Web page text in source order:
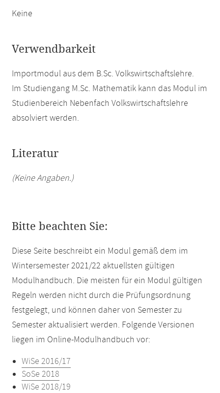
Keine
Verwendbarkeit
Importmodul aus dem B.Sc. Volkswirtschaftslehre.
Im Studiengang M.Sc. Mathematik kann das Modul im
Studienbereich Nebenfach Volkswirtschaftslehre
absolviert werden.
Literatur
(Keine Angaben.)
Bitte beachten Sie:
Diese Seite beschreibt ein Modul gemäß dem im
Wintersemester 2021/22 aktuellsten gültigen
Modulhandbuch. Die meisten für ein Modul gültigen
Regeln werden nicht durch die Prüfungsordnung
festgelegt, und können daher von Semester zu
Semester aktualisiert werden. Folgende Versionen
liegen im Online-Modulhandbuch vor:
WiSe 2016/17
SoSe 2018
WiSe 2018/19